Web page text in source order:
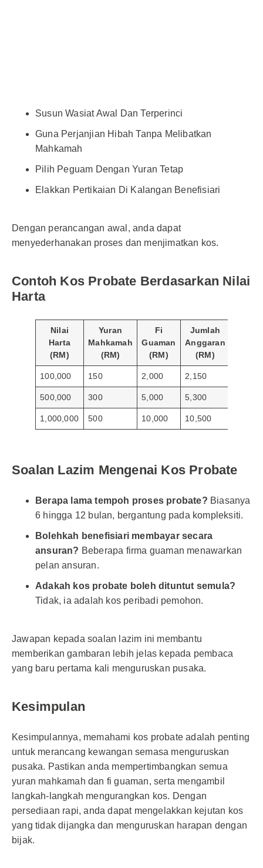
Susun Wasiat Awal Dan Terperinci
Guna Perjanjian Hibah Tanpa Melibatkan
Mahkamah
Pilih Peguam Dengan Yuran Tetap
Elakkan Pertikaian Di Kalangan Benefisiari
Dengan perancangan awal, anda dapat
menyederhanakan proses dan menjimatkan kos.
Contoh Kos Probate Berdasarkan Nilai
Harta
Nilai
Harta
(RM)
Yuran
Mahkamah
(RM)
Fi
Guaman
(RM)
Jumlah
Anggaran
(RM)
100,000 150 2,000 2,150
500,000 300 5,000 5,300
1,000,000 500 10,000 10,500
Soalan Lazim Mengenai Kos Probate
Berapa lama tempoh proses probate? Biasanya
6 hingga 12 bulan, bergantung pada kompleksiti.
Bolehkah benefisiari membayar secara
ansuran? Beberapa firma guaman menawarkan
pelan ansuran.
Adakah kos probate boleh dituntut semula?
Tidak, ia adalah kos peribadi pemohon.
Jawapan kepada soalan lazim ini membantu
memberikan gambaran lebih jelas kepada pembaca
yang baru pertama kali menguruskan pusaka.
Kesimpulan
Kesimpulannya, memahami kos probate adalah penting
untuk merancang kewangan semasa menguruskan
pusaka. Pastikan anda mempertimbangkan semua
yuran mahkamah dan fi guaman, serta mengambil
langkah-langkah mengurangkan kos. Dengan
persediaan rapi, anda dapat mengelakkan kejutan kos
yang tidak dijangka dan menguruskan harapan dengan
bijak.